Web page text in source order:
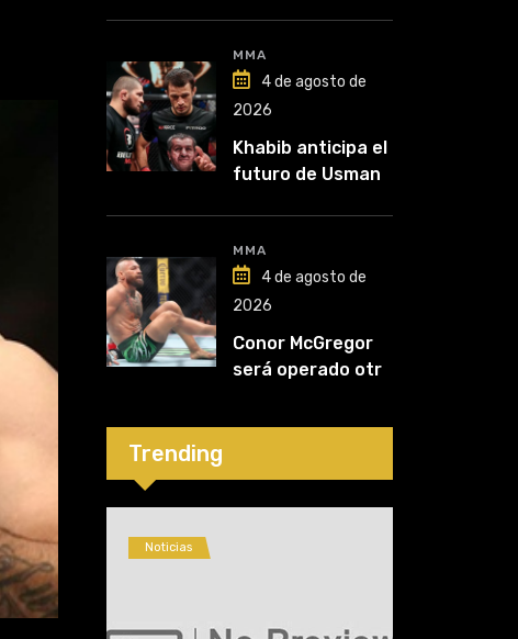
MMA
4 de agosto de
2026
Khabib anticipa el
futuro de Usman
liga competirá”
MMA
4 de agosto de
2026
Conor McGregor
será operado otra
cirugía número
Trending
Noticias